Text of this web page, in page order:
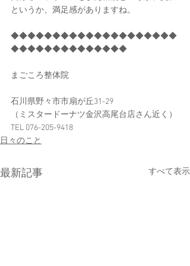
というか、満足感がありますね。
◆◆◆◆◆◆◆◆◆◆◆◆◆◆◆◆◆◆◆◆
◆◆◆◆◆◆◆◆◆◆◆◆◆◆
まごころ整体院
石川県野々市市扇が丘31-29
（ミスタードーナツ金沢高尾台店さん近く）
TEL 076-205-9418
日々のこと
最新記事 すべて表示